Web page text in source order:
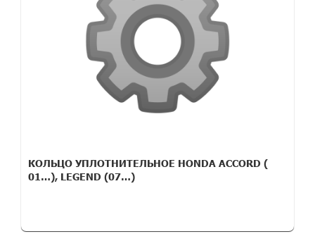
КОЛЬЦО УПЛОТНИТЕЛЬНОЕ HONDA ACCORD (
01…), LEGEND (07…)